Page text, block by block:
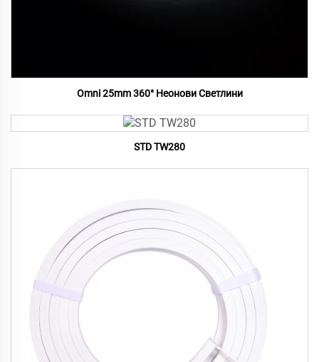
Omni 25mm 360° Неонови Светлини
STD TW280